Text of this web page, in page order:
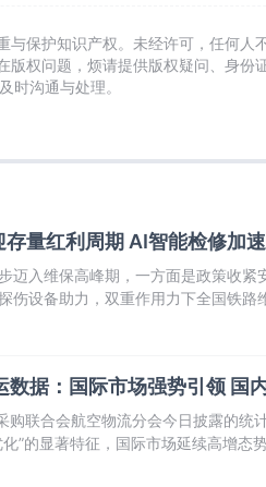
与保护知识产权。未经许可，任何
版权问题，烦请提供版权疑问、身份
时沟通与处理。
量红利周期 AI智能检修加
迈入维保高峰期，一方面是政策收紧
伤设备助力，双重作用力下全国铁路
据：国际市场强势引领 国
购联合会航空物流分会今日披露的统
”的显著特征，国际市场延续高增态